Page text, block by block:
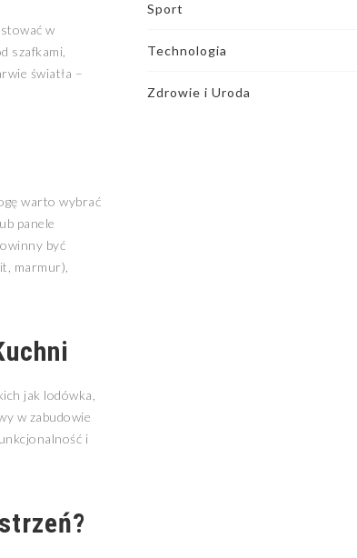
w
szafkami,
światła –
warto wybrać
panele
być
marmur),
jak lodówka,
w zabudowie
i
Sport
Technologia
Zdrowie i Uroda